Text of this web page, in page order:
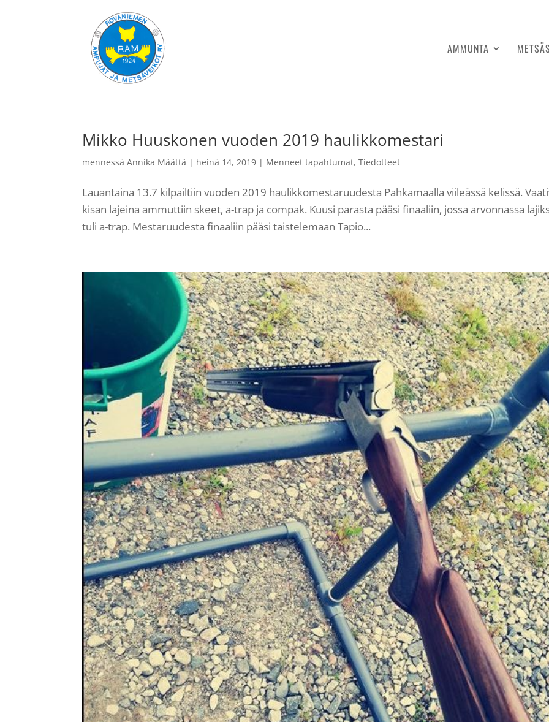
AMMUNTA
Mikko Huuskonen vuoden 2019 haulikkomestari
mennessäAnnika Määttä | heinä 14, 2019 | Menneet tapahtumat,Tiedotteet
Lauantaina 13.7 kilpailtiin vuoden 2019 haulikkomestaruudesta Pahkamaalla viileässä kelissä.
kisan lajeina ammuttiin skeet, a-trap ja compak. Kuusi parasta pääsi finaaliin, jossa arvonnassa
tuli a-trap. Mestaruudesta finaaliin pääsi taistelemaan Tapio...